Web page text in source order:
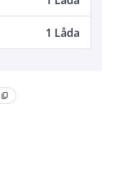
content_copy
1 Låda